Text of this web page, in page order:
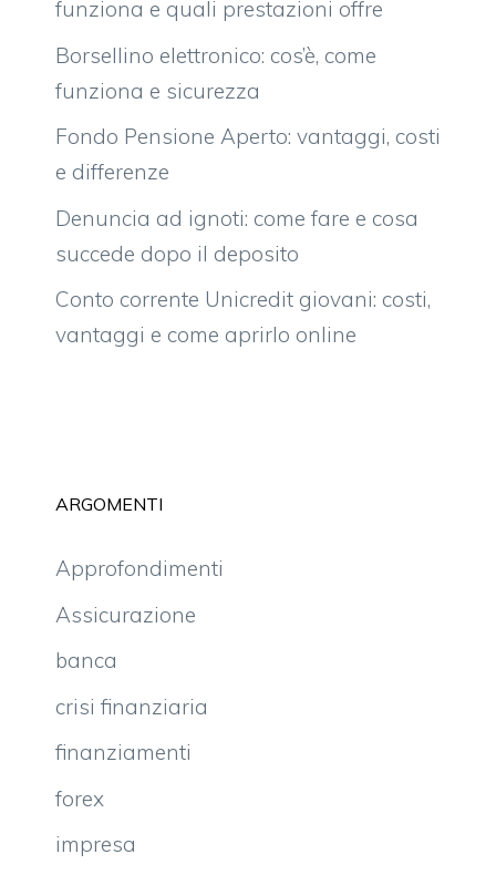
funziona e quali prestazioni offre
Borsellino elettronico: cos’è, come
funziona e sicurezza
Fondo Pensione Aperto: vantaggi, costi
e differenze
Denuncia ad ignoti: come fare e cosa
succede dopo il deposito
Conto corrente Unicredit giovani: costi,
vantaggi e come aprirlo online
ARGOMENTI
Approfondimenti
Assicurazione
banca
crisi finanziaria
finanziamenti
forex
impresa